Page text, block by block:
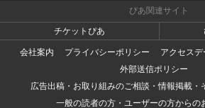
ぴあ関連サイト
チケットぴあ
会社案内
プライバシーポリシー
アクセス
外部送信ポリシー
広告出稿・お取り組みのご相談・情報掲載・
一般の読者の方・ユーザーの方からの